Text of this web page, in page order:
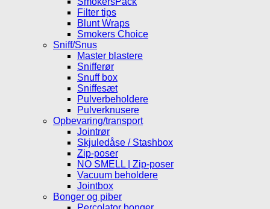
Filter tips
Blunt Wraps
Smokers Choice
Sniff/Snus
Master blastere
Snifferør
Snuff box
Sniffesæt
Pulverbeholdere
Pulverknusere
Opbevaring/transport
Jointrør
Skjuledåse / Stashbox
Zip-poser
NO SMELL | Zip-poser
Vacuum beholdere
Jointbox
Bonger og piber